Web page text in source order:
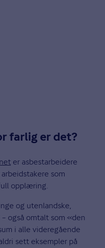
farlig er det?
er asbestarbeidere
som
opplæring.
og utenlandske,
også omtalt som «den
i alle videregående
sett eksempler på